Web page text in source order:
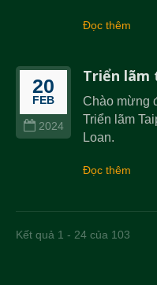
Đọc thêm
20
FEB
2024
Triển lãm
Chào mừng
Triển lãm
Loan.
Đọc thêm
Kết quả 1 - 24 của 103